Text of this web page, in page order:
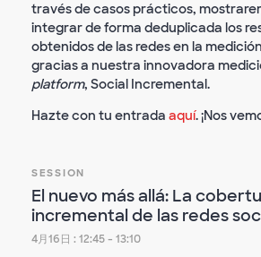
través de casos prácticos,
integrar de forma deduplicada los
obtenidos de las redes en la
gracias a nuestra innovadora
platform, Social Incremental.
Hazte con tu entrada aquí. ¡Nos
SESSION
El nuevo más allá: La
incremental de las redes
4月16日 : 12:45 - 13:10